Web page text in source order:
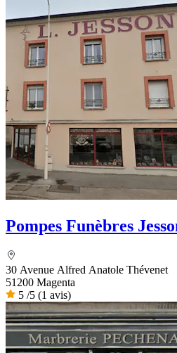
Pompes Funèbres
30 Avenue Alfred Anatole Thévenet
51200 Magenta
5 /5 (1 avis)